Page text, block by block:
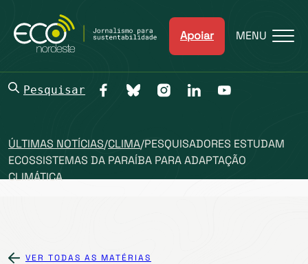
Apoiar MENU
Pesquisar
ÚLTIMAS NOTÍCIAS/CLIMA/PESQUISADORES ESTUDAM
ECOSSISTEMAS DA PARAÍBA PARA ADAPTAÇÃO
CLIMÁTICA
VER TODAS AS MATÉRIAS